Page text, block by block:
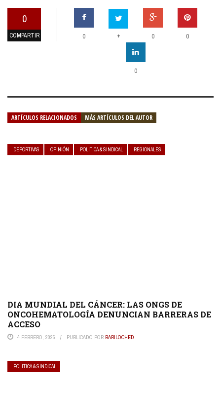
0
COMPARTIR 0 + 0 0
0
ARTÍCULOS RELACIONADOS MÁS ARTÍCULOS DEL AUTOR
DEPORTIVAS OPINIÓN POLÍTICA & SINDICAL REGIONALES
DIA MUNDIAL DEL CÁNCER: LAS ONGS DE
ONCOHEMATOLOGÍA DENUNCIAN BARRERAS DE
ACCESO
4 FEBRERO, 2025 PUBLICADO POR BARILOCHED
POLÍTICA & SINDICAL